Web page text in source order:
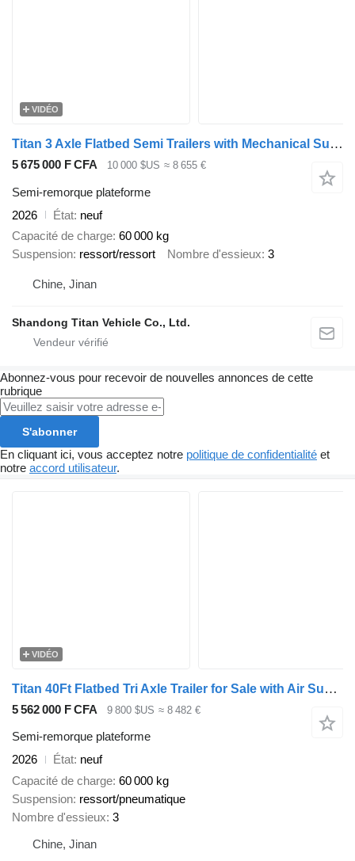
VIDÉO
Titan 3 Axle Flatbed Semi Trailers with Mechanical Suspension
5 675 000 F CFA 10 000 $US ≈ 8 655 €
Semi-remorque plateforme
2026
État neuf
Capacité de charge 60 000 kg
Suspension ressort/ressort Nombre d'essieux 3
Chine, Jinan
Shandong Titan Vehicle Co., Ltd.
Abonnez-vous pour recevoir de nouvelles annonces de cette
rubrique
S'abonner
En cliquant ici, vous acceptez notre politique de confidentialité et
notre accord utilisateur.
VIDÉO
Titan 40Ft Flatbed Tri Axle Trailer for Sale with Air Suspension
5 562 000 F CFA 9 800 $US ≈ 8 482 €
Semi-remorque plateforme
2026
État neuf
Capacité de charge 60 000 kg
Suspension ressort/pneumatique
Nombre d'essieux 3
Chine, Jinan